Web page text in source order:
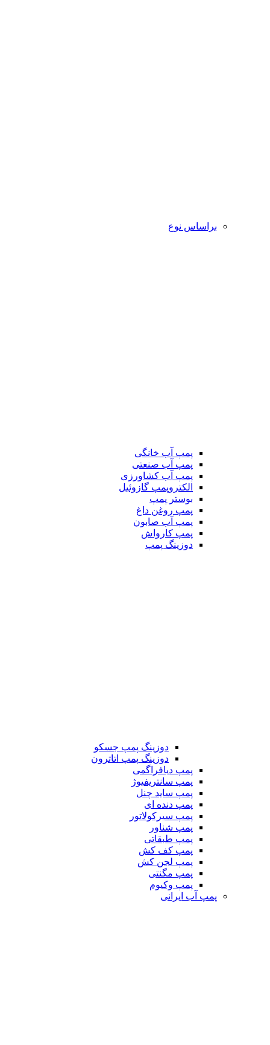
براساس نوع
پمپ آب خانگی
پمپ آب صنعتی
پمپ آب کشاورزی
الکتروپمپ گازوئیل
بوستر پمپ
پمپ روغن داغ
پمپ آب صابون
پمپ کارواش
دوزینگ پمپ
دوزینگ پمپ جسکو
دوزینگ پمپ اتاترون
پمپ دیافراگمی
پمپ سانتریفیوژ
پمپ ساید چنل
پمپ دنده ای
پمپ سیرکولاتور
پمپ شناور
پمپ طبقاتی
پمپ کف کش
پمپ لجن کش
پمپ مگنتی
پمپ وکیوم
پمپ آب ایرانی